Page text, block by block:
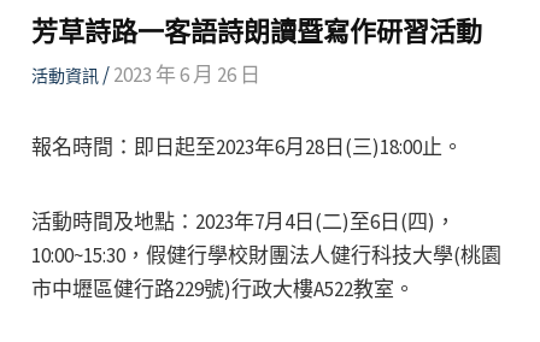
芳草詩路⼀客語詩朗讀暨寫作研習活動
活動資訊/2023 年 6 月 26 日
報名時間：即日起至2023年6月28日(三)18:00止。
活動時間及地點：2023年7月4日(二)至6日(四)，
10:00~15:30，假健行學校財團法人健行科技大學(桃園
市中壢區健行路229號)行政大樓A522教室。